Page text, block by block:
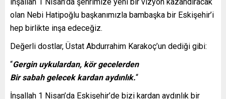
olan Nebi Hatipoğlu başkanımızla bambaşka bir Eskişehir’i
hep birlikte inşa edeceğiz.
Değerli dostlar, Üstat Abdurrahim Karakoç’un dediği gibi:
“Gergin uykulardan, kör gecelerden
Bir sabah gelecek kardan aydınlık.“
İnşallah 1 Nisan’da Eskişehir’de bizi kardan aydınlık bir